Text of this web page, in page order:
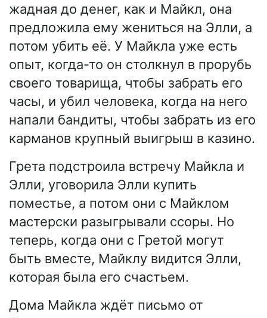
жадная до денег, как и Майкл, она
предложила ему жениться на Элли, а
потом убить её. У Майкла уже есть
опыт, когда-то он столкнул в прорубь
своего товарища, чтобы забрать его
часы, и убил человека, когда на него
напали бандиты, чтобы забрать из его
карманов крупный выигрыш в казино.
Грета подстроила встречу Майкла и
Элли, уговорила Элли купить
поместье, а потом они с Майклом
мастерски разыгрывали ссоры. Но
теперь, когда они с Гретой могут
быть вместе, Майклу видится Элли,
которая была его счастьем.
Дома Майкла ждёт письмо от